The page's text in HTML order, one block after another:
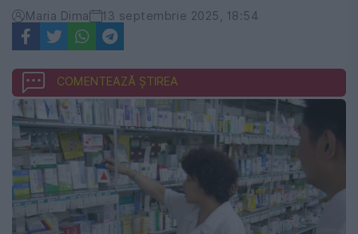
Maria Dima 13 septembrie 2025, 18:54
COMENTEAZĂ ȘTIREA